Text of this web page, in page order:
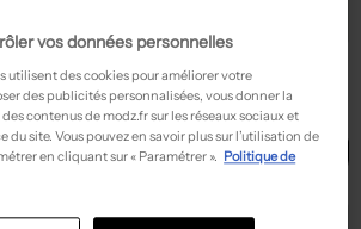
15,00€ 30,00€
MTM
Casquette - Imprimé carreaux gris
T :55
ACHAT EXPRESS
NEW
vos données personnelles
utilisent des cookies pour améliorer votre
des publicités personnalisées, vous donner la
contenus de modz.fr sur les réseaux sociaux et
du site. Vous pouvez en savoir plus sur l’utilisation de
en cliquant sur « Paramétrer ». Politique de